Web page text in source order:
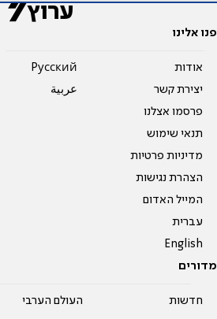
פנו אלינו
אודות
יצירת קשר
פרסמו אצלנו
תנאי שימוש
מדיניות פרטיות
הצהרת נגישות
המייל האדום
עברית
English
Pусский
عربية
מדורים
חדשות
העולם הערבי